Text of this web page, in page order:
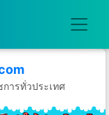
ารทั่วประเทศ